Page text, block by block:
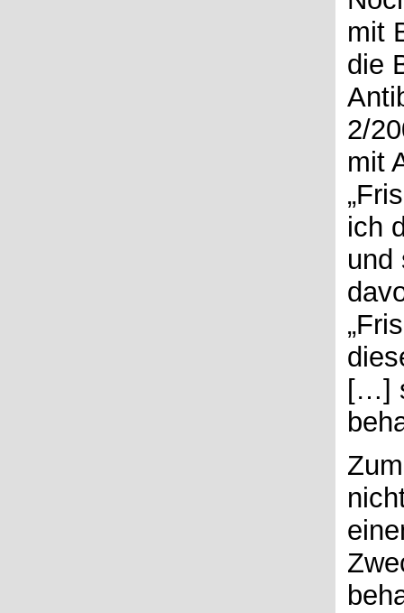
mit
die
2/
mit
ich
und
[…]